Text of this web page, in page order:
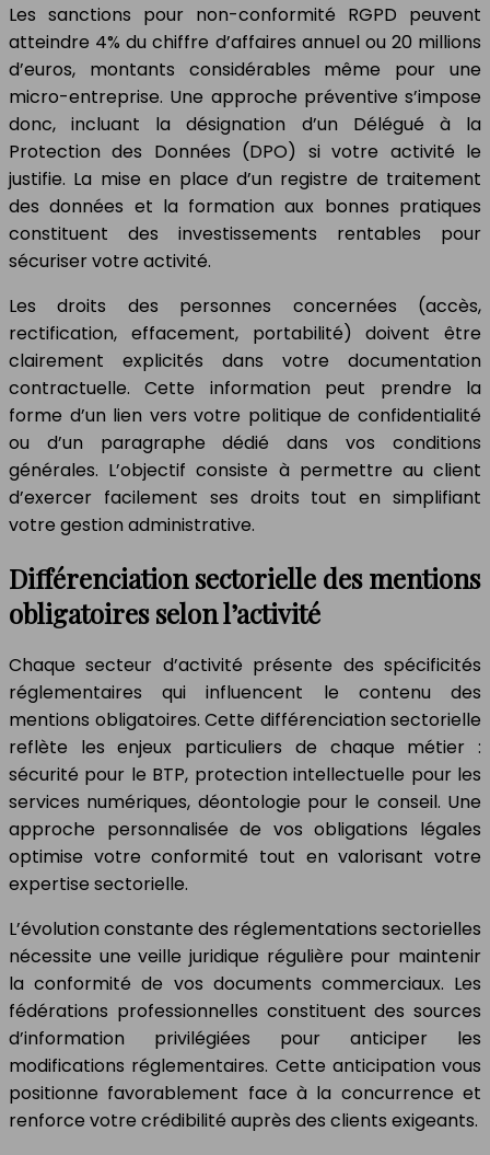
Les sanctions pour non-conformité RGPD peuvent
atteindre 4% du chiffre d’affaires annuel ou 20 millions
d’euros, montants considérables même pour une
micro-entreprise. Une approche préventive s’impose
donc, incluant la désignation d’un Délégué à la
Protection des Données (DPO) si votre activité le
justifie. La mise en place d’un registre de traitement
des données et la formation aux bonnes pratiques
constituent des investissements rentables pour
sécuriser votre activité.
Les droits des personnes concernées (accès,
rectification, effacement, portabilité) doivent être
clairement explicités dans votre documentation
contractuelle. Cette information peut prendre la
forme d’un lien vers votre politique de confidentialité
ou d’un paragraphe dédié dans vos conditions
générales. L’objectif consiste à permettre au client
d’exercer facilement ses droits tout en simplifiant
votre gestion administrative.
Différenciation sectorielle des mentions
obligatoires selon l’activité
Chaque secteur d’activité présente des spécificités
réglementaires qui influencent le contenu des
mentions obligatoires. Cette différenciation sectorielle
reflète les enjeux particuliers de chaque métier :
sécurité pour le BTP, protection intellectuelle pour les
services numériques, déontologie pour le conseil. Une
approche personnalisée de vos obligations légales
optimise votre conformité tout en valorisant votre
expertise sectorielle.
L’évolution constante des réglementations sectorielles
nécessite une veille juridique régulière pour maintenir
la conformité de vos documents commerciaux. Les
fédérations professionnelles constituent des sources
d’information privilégiées pour anticiper les
modifications réglementaires. Cette anticipation vous
positionne favorablement face à la concurrence et
renforce votre crédibilité auprès des clients exigeants.